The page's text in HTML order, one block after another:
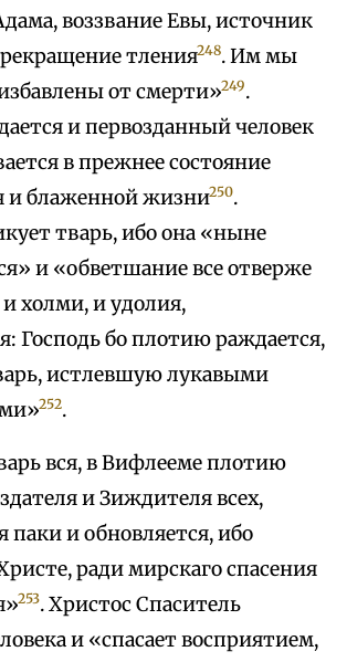
воззвание Евы, источник
тления248. Им мы
от смерти»249.
и первозданный человек
в прежнее состояние
и блаженной жизни250.
тварь, ибо она «ныне
и «обветшание все отверже
холми, и удолия,
Господь бо плотию раждается,
истлевшую лукавыми
252.
вся, в Вифлееме плотию
и Зиждителя всех,
паки и обновляется, ибо
ради мирскаго спасения
253. Христос Спаситель
и «спасает восприятием,